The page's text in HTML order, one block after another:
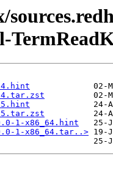
4.hint
4.tar.zst
5.hint
5.tar.zst
1-x86_64.hint
1-x86_64.tar..>